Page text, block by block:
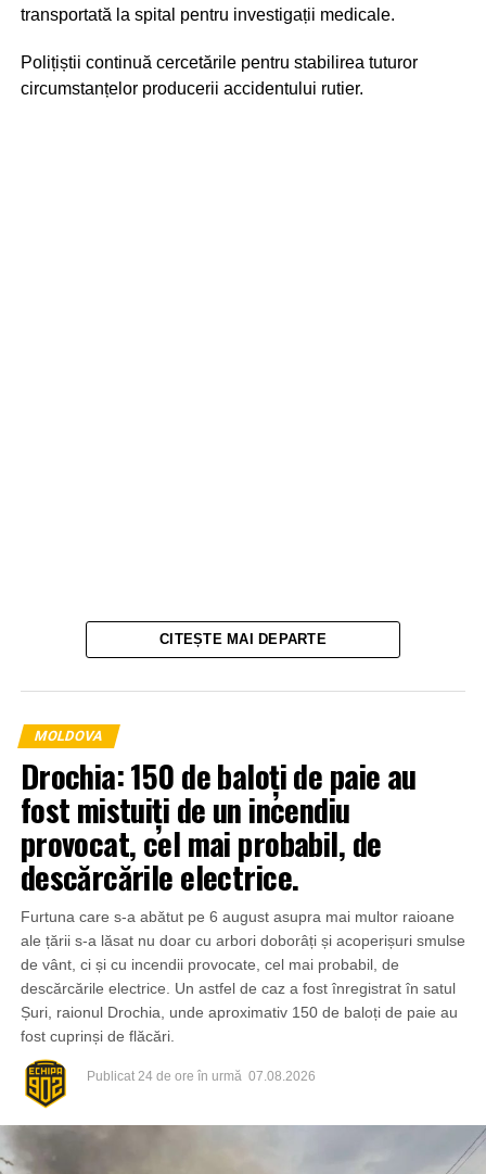
transportată la spital pentru investigații medicale.
Polițiștii continuă cercetările pentru stabilirea tuturor
circumstanțelor producerii accidentului rutier.
CITEȘTE MAI DEPARTE
MOLDOVA
Drochia: 150 de baloți de paie au
fost mistuiți de un incendiu
provocat, cel mai probabil, de
descărcările electrice.
Furtuna care s-a abătut pe 6 august asupra mai multor raioane
ale țării s-a lăsat nu doar cu arbori doborâți și acoperișuri smulse
de vânt, ci și cu incendii provocate, cel mai probabil, de
descărcările electrice. Un astfel de caz a fost înregistrat în satul
Șuri, raionul Drochia, unde aproximativ 150 de baloți de paie au
fost cuprinși de flăcări.
Publicat 24 de ore în urmă 07.08.2026